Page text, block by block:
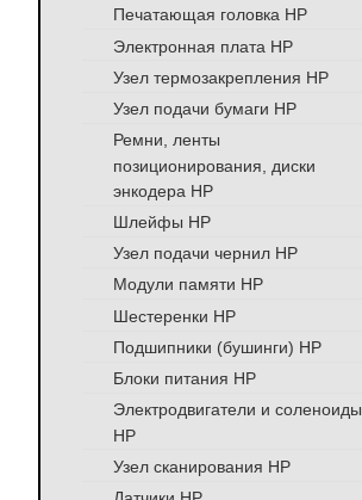
Печатающая головка HP
Электронная плата HP
Узел термозакрепления HP
Узел подачи бумаги HP
Ремни, ленты
позиционирования, диски
энкодера HP
Шлейфы HP
Узел подачи чернил HP
Модули памяти HP
Шестеренки HP
Подшипники (бушинги) HP
Блоки питания HP
Электродвигатели и соленоиды
HP
Узел сканирования HP